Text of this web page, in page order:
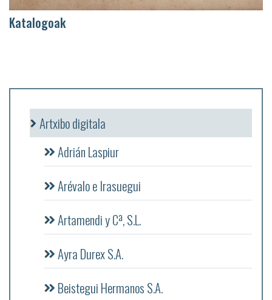
Katalogoak
Artxibo digitala
Adrián Laspiur
Arévalo e Irasuegui
Artamendi y Cª, S.L.
Ayra Durex S.A.
Beistegui Hermanos S.A.